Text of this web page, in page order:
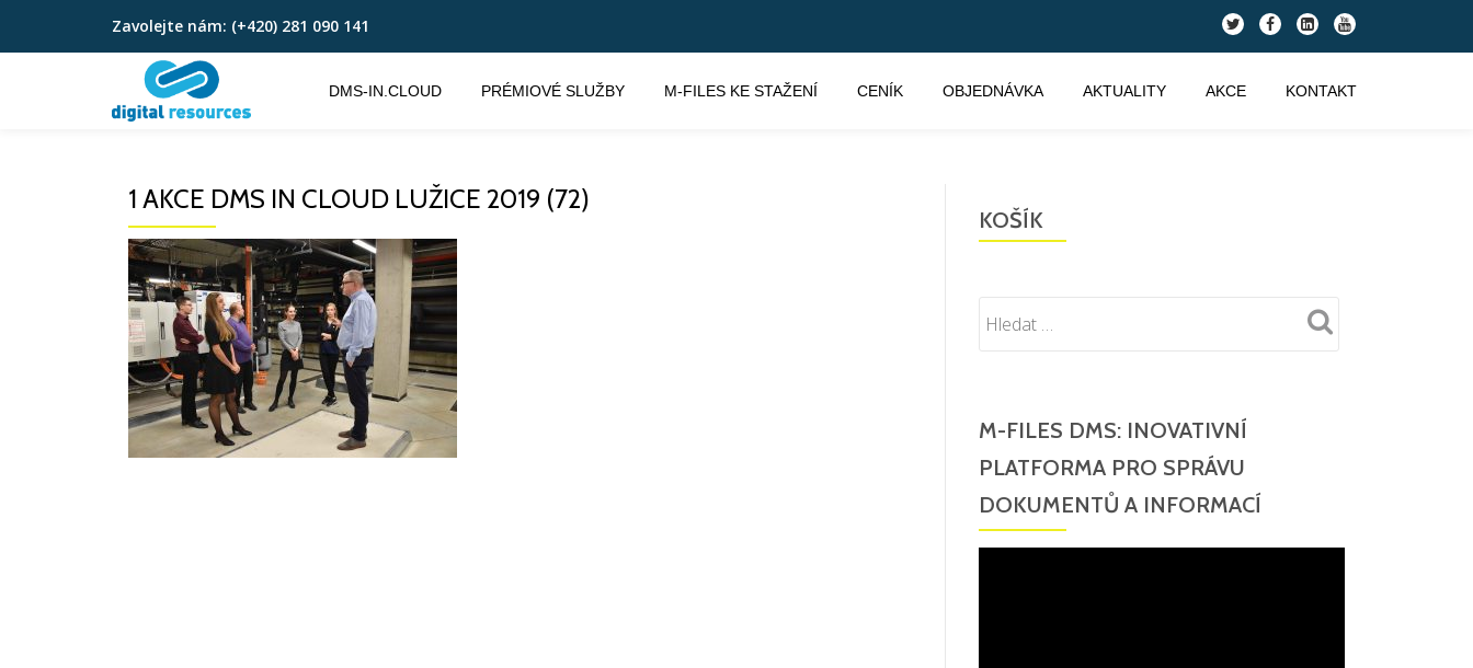
Přeskočit
Zavolejte nám: (+420) 281 090 141
fa-
twitter
fa-
facebook
fa-
linkedin-
square
fa-
youtube
DMS-IN.CLOUD PRÉMIOVÉ SLUŽBY M-FILES KE STAŽENÍ CENÍK OBJEDNÁVKA AKTUALITY AKCE KONTAKT
1 AKCE DMS IN CLOUD LUŽICE 2019 (72)
KOŠÍK
M-FILES DMS: INOVATIVNÍ
PLATFORMA PRO SPRÁVU
DOKUMENTŮ A INFORMACÍ